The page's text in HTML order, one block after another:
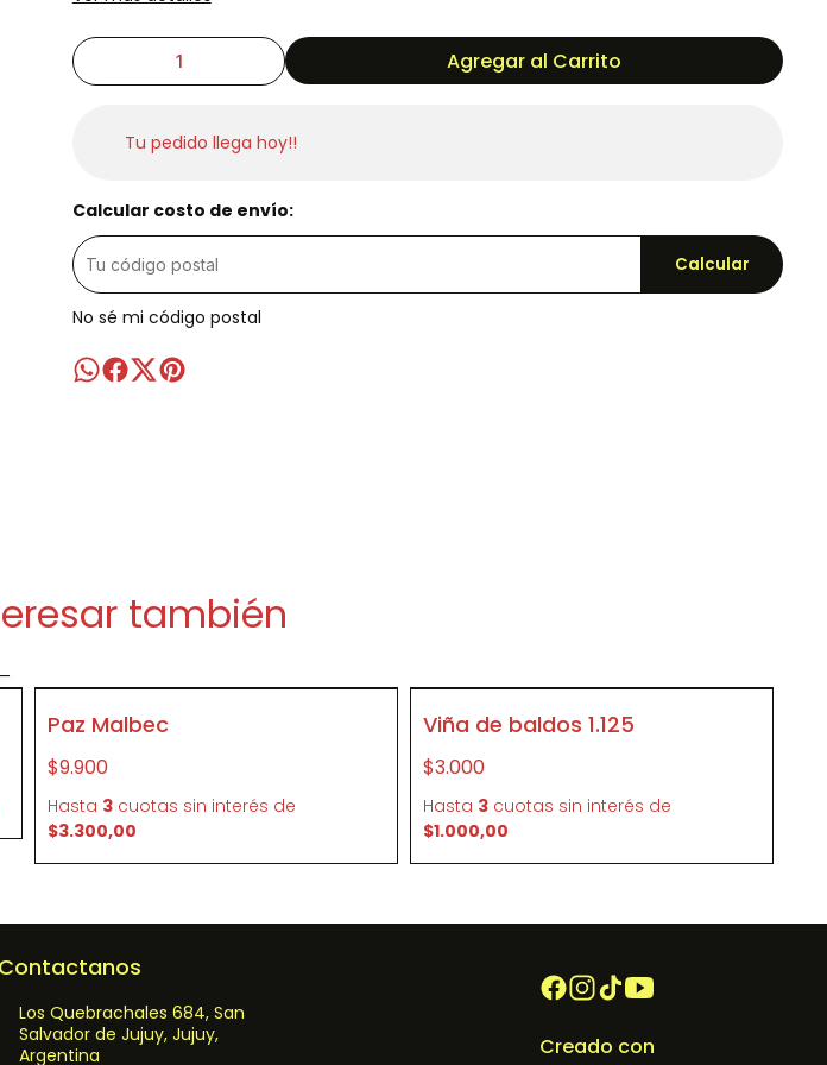
Agregar al Carrito
Tu pedido llega hoy!!
Calcular costo de envío:
Calcular
No sé mi código postal
también
SIN STOCK
Paz Malbec
$9.900
Hasta 3 cuotas sin interés de
$3.300,00
SIN STOCK
Viña de baldos 1.125
$3.000
Hasta 3 cuotas sin interés de
$1.000,00
Contactanos
Los Quebrachales 684, San
Salvador de Jujuy, Jujuy,
Argentina
Creado con